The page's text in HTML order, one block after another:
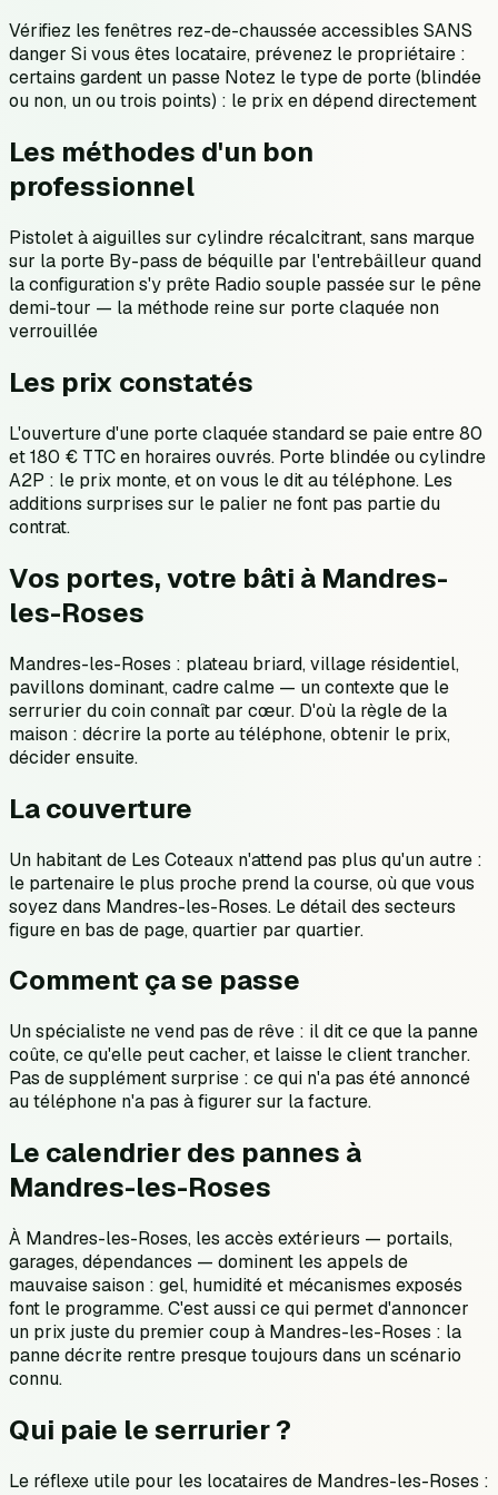
Vérifiez les fenêtres rez-de-chaussée accessibles SANS
danger Si vous êtes locataire, prévenez le propriétaire :
certains gardent un passe Notez le type de porte (blindée
ou non, un ou trois points) : le prix en dépend directement
Les méthodes d'un bon
professionnel
Pistolet à aiguilles sur cylindre récalcitrant, sans marque
sur la porte By-pass de béquille par l'entrebâilleur quand
la configuration s'y prête Radio souple passée sur le pêne
demi-tour — la méthode reine sur porte claquée non
verrouillée
Les prix constatés
L'ouverture d'une porte claquée standard se paie entre 80
et 180 € TTC en horaires ouvrés. Porte blindée ou cylindre
A2P : le prix monte, et on vous le dit au téléphone. Les
additions surprises sur le palier ne font pas partie du
contrat.
Vos portes, votre bâti à Mandres-
les-Roses
Mandres-les-Roses : plateau briard, village résidentiel,
pavillons dominant, cadre calme — un contexte que le
serrurier du coin connaît par cœur. D'où la règle de la
maison : décrire la porte au téléphone, obtenir le prix,
décider ensuite.
La couverture
Un habitant de Les Coteaux n'attend pas plus qu'un autre :
le partenaire le plus proche prend la course, où que vous
soyez dans Mandres-les-Roses. Le détail des secteurs
figure en bas de page, quartier par quartier.
Comment ça se passe
Un spécialiste ne vend pas de rêve : il dit ce que la panne
coûte, ce qu'elle peut cacher, et laisse le client trancher.
Pas de supplément surprise : ce qui n'a pas été annoncé
au téléphone n'a pas à figurer sur la facture.
Le calendrier des pannes à
Mandres-les-Roses
À Mandres-les-Roses, les accès extérieurs — portails,
garages, dépendances — dominent les appels de
mauvaise saison : gel, humidité et mécanismes exposés
font le programme. C'est aussi ce qui permet d'annoncer
un prix juste du premier coup à Mandres-les-Roses : la
panne décrite rentre presque toujours dans un scénario
connu.
Qui paie le serrurier ?
Le réflexe utile pour les locataires de Mandres-les-Roses :